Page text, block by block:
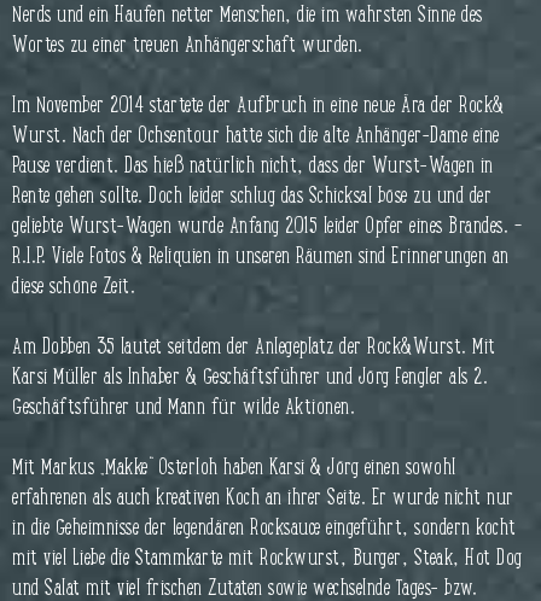
Nerds und ein Haufen netter Menschen, die im wahrsten Sinne des
Wortes zu einer treuen Anhängerschaft wurden.
Im November 2014 startete der Aufbruch in eine neue Ära der Rock&
Wurst. Nach der Ochsentour hatte sich die alte Anhänger-Dame eine
Pause verdient. Das hieß natürlich nicht, dass der Wurst-Wagen in
Rente gehen sollte. Doch leider schlug das Schicksal böse zu und der
geliebte Wurst-Wagen wurde Anfang 2015 leider Opfer eines Brandes. –
R.I.P. Viele Fotos & Reliquien in unseren Räumen sind Erinnerungen an
diese schöne Zeit.
Am Dobben 35 lautet seitdem der Anlegeplatz der Rock&Wurst. Mit
Karsi Müller als Inhaber & Geschäftsführer und Jörg Fengler als 2.
Geschäftsführer und Mann für wilde Aktionen.
Mit Markus „Makke“ Osterloh haben Karsi & Jörg einen sowohl
erfahrenen als auch kreativen Koch an ihrer Seite. Er wurde nicht nur
in die Geheimnisse der legendären Rocksauce eingeführt, sondern kocht
mit viel Liebe die Stammkarte mit Rockwurst, Burger, Steak, Hot Dog
und Salat mit viel frischen Zutaten sowie wechselnde Tages- bzw.